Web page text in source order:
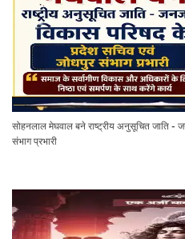
सोहनलाल मेघवाल बने राष्ट्रीय अनुसूचित जाति -
संभाग प्रभारी